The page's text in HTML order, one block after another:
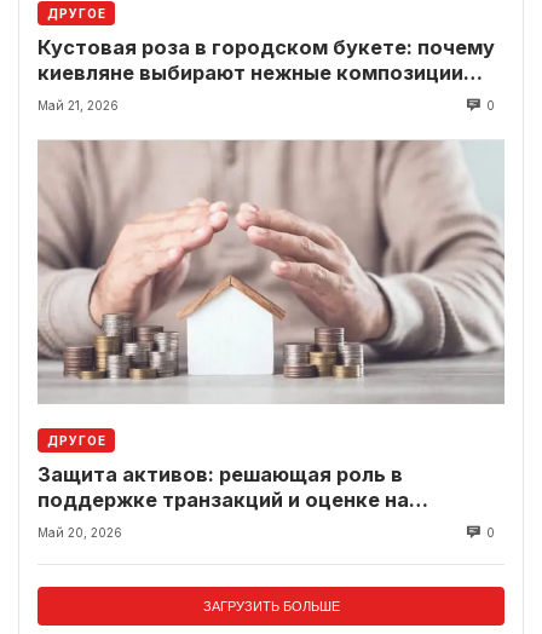
ДРУГОЕ
Кустовая роза в городском букете: почему
киевляне выбирают нежные композиции
вместо классики
Май 21, 2026 0
ДРУГОЕ
Защита активов: решающая роль в
поддержке транзакций и оценке на
современном рынке
Май 20, 2026 0
ЗАГРУЗИТЬ БОЛЬШЕ